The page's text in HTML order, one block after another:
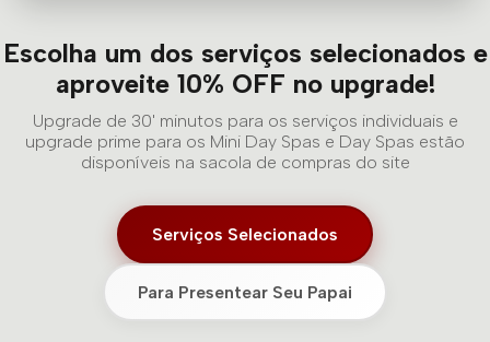
Escolha um dos serviços selecionados e
aproveite 10% OFF no upgrade!
Upgrade de 30' minutos para os serviços individuais e
upgrade prime para os Mini Day Spas e Day Spas estão
disponíveis na sacola de compras do site
Serviços Selecionados
Para Presentear Seu Papai